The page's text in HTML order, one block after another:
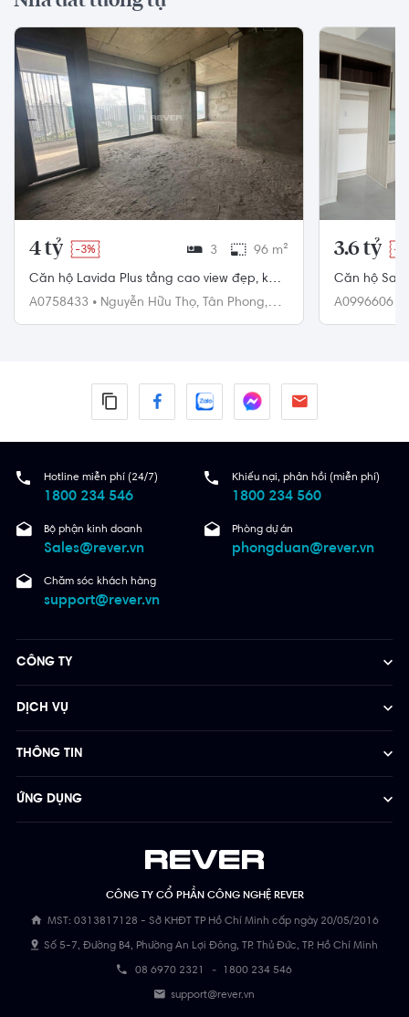
4 tỷ -3% 3 96 m²
Căn hộ Lavida Plus tầng cao view đẹp, kết
cấu 3 phòng ngủ và 2 phòng tắm
A0758433 • Nguyễn Hữu Thọ, Tân Phong,
3.6 tỷ -
Căn hộ
rãi, view
A0996606•
Hotline miễn phí (24/7)
1800 234 546
Khiếu nại, phản hồi (miễn phí)
1800 234 560
Bộ phận kinh doanh
Sales@rever.vn
Phòng dự án
phongduan@rever.vn
Chăm sóc khách hàng
support@rever.vn
CÔNG TY CỔ PHẦN CÔNG NGHỆ REVER
MST: 0313817128 - Sở KHĐT TP Hồ Chí Minh cấp ngày 20/05/2016
Số 5-7, Đường B4, Phường An Lợi Đông, TP. Thủ Đức, TP. Hồ Chí Minh
08 6970 2321 - 1800 234 546
support@rever.vn
CÔNG TY
DỊCH VỤ
THÔNG TIN
ỨNG DỤNG